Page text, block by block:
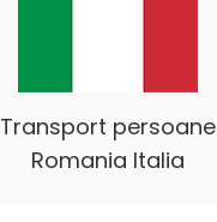
Transport persoane
Romania Italia